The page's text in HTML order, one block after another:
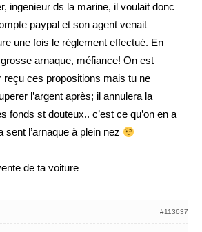
ingenieur ds la marine, il voulait donc
paypal et son agent venait
une fois le réglement effectué. En
grosse arnaque, méfiance! On est
reçu ces propositions mais tu ne
l’argent après; il annulera la
fonds st douteux.. c’est ce qu’on en a
l’arnaque à plein nez
de ta voiture
#113637